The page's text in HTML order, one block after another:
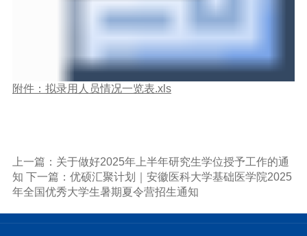
附件：拟录用人员情况一览表.xls
上一篇：关于做好2025年上半年研究生学位授予工作的通
知 下一篇：优硕汇聚计划｜安徽医科大学基础医学院2025
年全国优秀大学生暑期夏令营招生通知